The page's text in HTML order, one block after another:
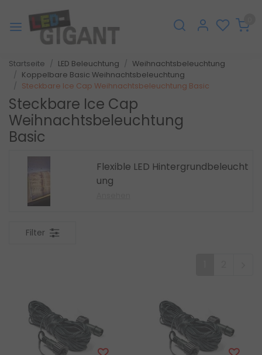
Startseite LED Beleuchtung
Weihnachtsbeleuchtung
Koppelbare Basic Weihnachtsbeleuchtung
Steckbare Ice Cap Weihnachtsbeleuchtung Basic
Steckbare Ice Cap
Weihnachtsbeleuchtung
Basic
Flexible LED Hintergrundbeleucht
ung
Filter